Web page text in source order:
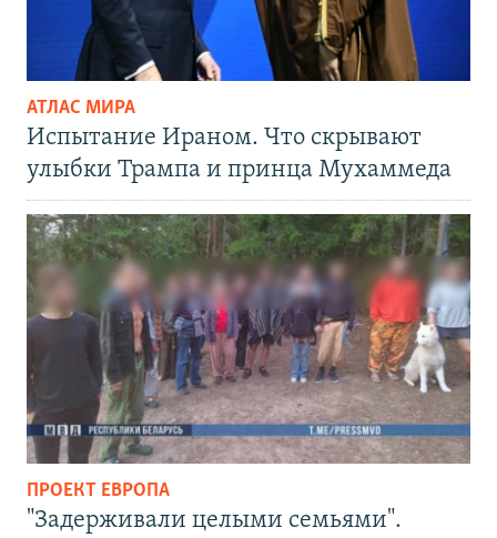
АТЛАС МИРА
Испытание Ираном. Что скрывают
улыбки Трампа и принца Мухаммеда
ПРОЕКТ ЕВРОПА
"Задерживали целыми семьями".